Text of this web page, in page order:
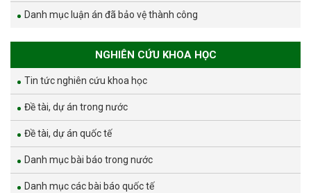
Danh mục luận án đã bảo vệ thành công
NGHIÊN CỨU KHOA HỌC
Tin tức nghiên cứu khoa học
Đề tài, dự án trong nước
Đề tài, dự án quốc tế
Danh mục bài báo trong nước
Danh mục các bài báo quốc tế